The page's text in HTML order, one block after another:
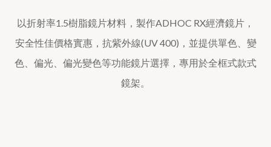
以折射率1.5樹脂鏡片材料，製作ADHOC RX經濟鏡片，
安全性佳價格實惠，抗紫外線(UV 400)，並提供單色、變
色、偏光、偏光變色等功能鏡片選擇，專用於全框式款式
鏡架。